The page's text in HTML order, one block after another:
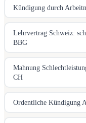
Kündigung durch
Lehrvertrag Schweiz:
BBG
Mahnung
CH
Ordentliche Kündigung